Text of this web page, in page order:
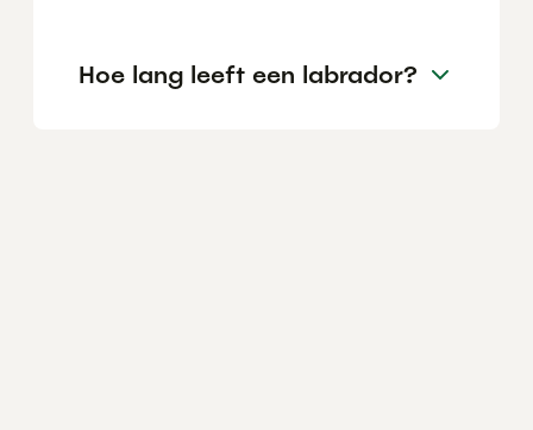
Hoe lang leeft een labrador?